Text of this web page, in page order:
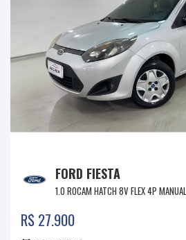
FORD FIESTA
1.0 ROCAM HATCH 8V FLEX 4P MANUAL
R$ 27.900